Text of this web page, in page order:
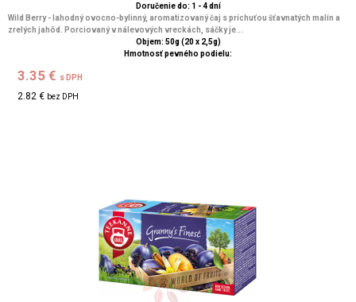
Doručenie do: 1 - 4 dní
Wild Berry - lahodný ovocno-bylinný, aromatizovaný čaj s príchuťou šťavnatých malín a
zrelých jahôd. Porciovaný v nálevových vreckách, sáčky je...
Objem: 50g (20 x 2,5g)
Hmotnosť pevného podielu:
3.35 € s DPH
2.82 € bez DPH